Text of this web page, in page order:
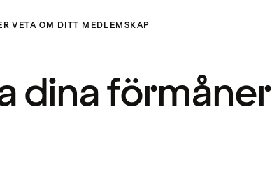
VETA OM DITT MEDLEMSKAP
dina förmåner